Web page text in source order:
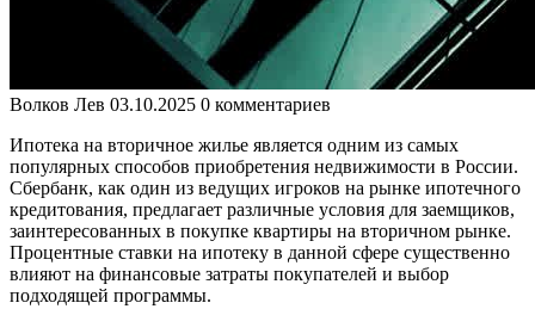
Волков Лев 03.10.2025 0 комментариев
Ипотека на вторичное жилье является одним из самых
популярных способов приобретения недвижимости в России.
Сбербанк, как один из ведущих игроков на рынке ипотечного
кредитования, предлагает различные условия для заемщиков,
заинтересованных в покупке квартиры на вторичном рынке.
Процентные ставки на ипотеку в данной сфере существенно
влияют на финансовые затраты покупателей и выбор
подходящей программы.